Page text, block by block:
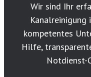
Wir sind Ihr
Kanalreinigung
kompetentes
Hilfe,
Notdienst-